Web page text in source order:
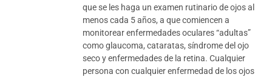
que se les haga un examen rutinario de ojos al
menos cada 5 años, a que comiencen a
monitorear enfermedades oculares “adultas”
como glaucoma, cataratas, síndrome del ojo
seco y enfermedades de la retina. Cualquier
persona con cualquier enfermedad de los ojos